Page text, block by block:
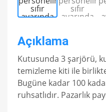
Açıklama
Kutusunda 3 şarjörü,
temizleme kiti ile
Bugüne kadar 100
ruhsatlıdır. Pazarlık